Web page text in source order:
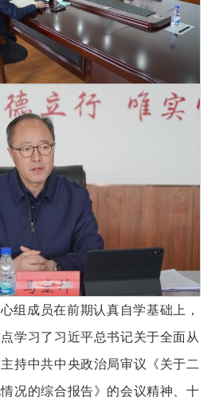
组成员在前期认真自学基础上，
学习了习近平总书记关于全面从
持中共中央政治局审议《关于二
况的综合报告》的会议精神、十